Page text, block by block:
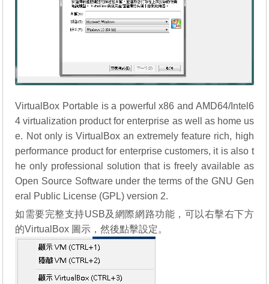
VirtualBox Portable is a powerful x86 and AMD64/Intel6
4 virtualization product for enterprise as well as home us
e. Not only is VirtualBox an extremely feature rich, high
performance product for enterprise customers, it is also t
he only professional solution that is freely available as
Open Source Software under the terms of the GNU Gen
eral Public License (GPL) version 2.
如需要完整支持USB及網際網路功能，可以右擊右下方
的VirtualBox 圖示，然後點擊設定。